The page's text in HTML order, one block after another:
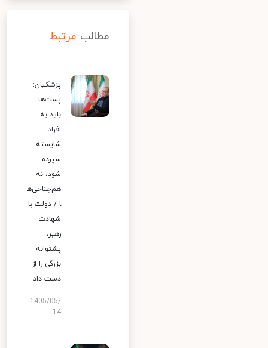
مطالب مرتبط
پزشکیان:
پست‌ها
باید به
افراد
شایسته
سپرده
شود، نه
هم‌جناحی‌ه
ا / دولت با
شهادت
رهبر،
پشتوانه
بزرگی را از
دست داد
1405/05/
14